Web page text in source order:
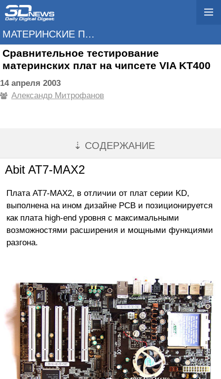
МАТЕРИНСКИЕ ПЛАТЫ
Сравнительное тестирование
материнских плат на чипсете VIA KT400
14 апреля 2003
Александр Митрофанов
⇣ СОДЕРЖАНИЕ
Abit AT7-MAX2
Плата AT7-MAX2, в отличии от плат серии KD,
выполнена на ином дизайне PCB и позиционируется
как плата high-end уровня с максимальными
возможностями расширения и мощными функциями
разгона.